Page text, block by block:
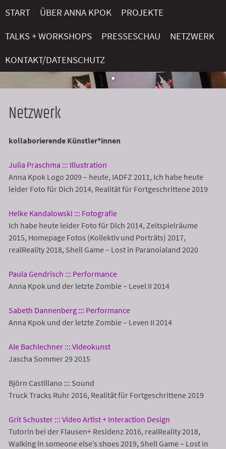
toSTART ÜBER ANNA KPOK
PROJEKTE
TALKS + WORKSHOPS
PRESSESCHAU
NETZWERK
KONTAKT/DATENSCHUTZ
Netzwerk
kollaborierende Künstler*innen
Julia Praschma ::: Illustration
Anna Kpok Logo 2009 – heute, IADFZ 2011, Ich habe heute
leider Foto für Dich 2014, Realität für Fortgeschrittene 2019
Heike Kandalowski ::: Fotografie
Ich habe heute leider Foto für Dich 2014, Zeitspielräume
2015, Homepage Fotos (Kollektiv und Porträts) 2017,
realReality 2018, Shell Game – Lost in Paranoialand 2020
Paula Gendrisch ::: Performance
Anna Kpok und der letzte Zombie – Level II 2014
Sabeth Dannenberg ::: Performance
Anna Kpok und der letzte Zombie – Leven II 2014
Ale Bachlechner ::: Videokunst
Jascha Sommer 29 2015
Björn Castillano ::: Sound
Truck Tracks Ruhr 2016, Realität für Fortgeschrittene 2019
Grit Schuster ::: Video Artist + Interaction Design
Tutorin bei der Flausen+ Residenz 2016, realReality 2018,
Walking in someone else’s shoes 2019, Shell Game – Lost in